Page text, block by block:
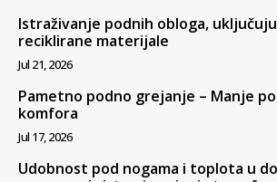
Istraživanje podnih obloga,
reciklirane materijale
Jul 21, 2026
Pametno podno grejanje – Manje
komfora
Jul 17, 2026
Udobnost pod nogama i toplota u